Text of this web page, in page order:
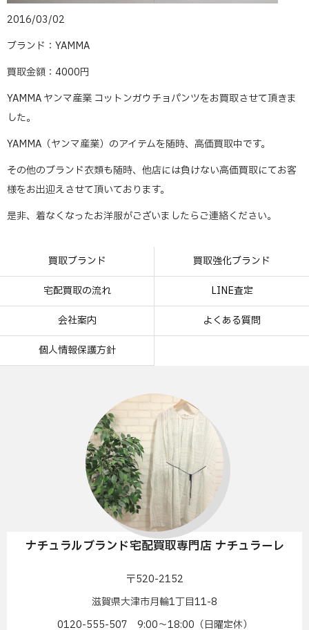
2016/03/02
ブランド：YAMMA
買取金額：4000円
YAMMA ヤンマ産業 コットンガウチョパンツをお買取させて頂きま
した。
YAMMA（ヤンマ産業）のアイテムを随時、高価買取中です。
その他のブランド衣類も随時、他店には負けない高価買取にてお客
様をお出迎えさせて頂いております。
是非、着なくなったお洋服がございましたらご連絡ください。
買取ブランド 買取強化ブランド
宅配買取の流れ LINE査定
会社案内 よくある質問
個人情報保護方針
ナチュラルブランド宅配買取専門店 ナチュラーレ
〒520-2152
滋賀県大津市月輪1丁目11-8
0120-555-507 9:00〜18:00（日曜定休）